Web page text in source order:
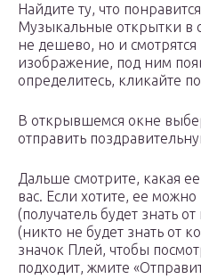
Найдите ту, что
Музыкальные открытки в
не дешево, но и
изображение, под ним
определитесь, кликайте
В открывшемся окне
отправить
Дальше смотрите, какая
вас. Если хотите, ее можно
(получатель будет знать
(никто не будет знать от
значок Плей, чтобы
подходит, жмите